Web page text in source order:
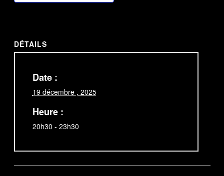
DÉTAILS
Date :
19 décembre , 2025
Heure :
20h30 - 23h30